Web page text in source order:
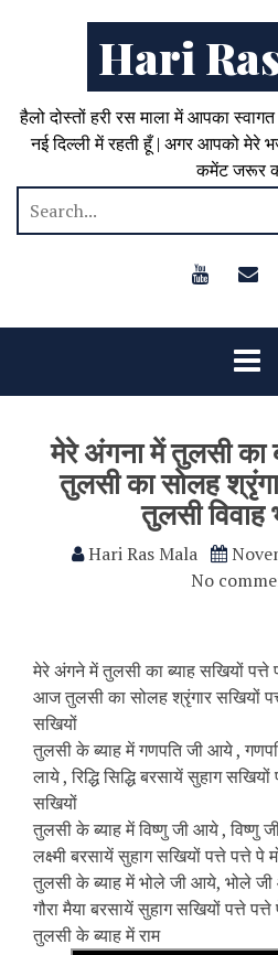
Hari
हैलो दोस्तों हरी रस माला में आपका स्वागत
नई दिल्ली में रहती हूँ | अगर आपको
कमेंट जरूर
मेरे अंगना में तुलसी का
तुलसी का सोलह
तुलसी
Hari Ras Mala
No
मेरे अंगने में तुलसी का ब्याह सखियों पत्ते
आज तुलसी का सोलह श्रृंगार सखियों
सखियों
तुलसी के ब्याह में गणपति जी आये ,
लाये , रिद्धि सिद्धि बरसायें सुहाग
सखियों
तुलसी के ब्याह में विष्णु जी आये , विष्णु
लक्ष्मी बरसायें सुहाग सखियों पत्ते पत्ते पे
तुलसी के ब्याह में भोले जी आये, भोले जी
गौरा मैया बरसायें सुहाग सखियों पत्ते
तुलसी के ब्याह में राम